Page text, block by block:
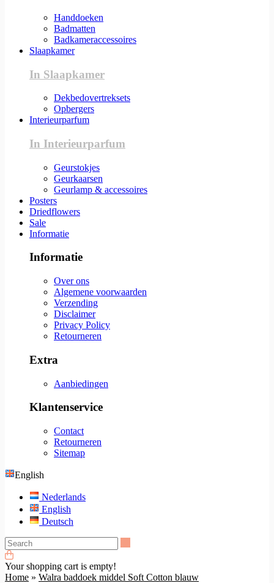
Handdoeken
Badmatten
Badkameraccessoires
Slaapkamer
In Slaapkamer
Dekbedovertreksets
Opbergers
Interieurparfum
In Interieurparfum
Geurstokjes
Geurkaarsen
Geurlamp & accessoires
Posters
Driedflowers
Sale
Informatie
Informatie
Over ons
Algemene voorwaarden
Verzending
Disclaimer
Privacy Policy
Retourneren
Extra
Aanbiedingen
Klantenservice
Contact
Retourneren
Sitemap
English
Nederlands
English
Deutsch
Your shopping cart is empty!
Home » Walra baddoek middel Soft Cotton blauw